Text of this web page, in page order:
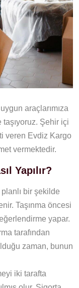
araçlarımıza
Şehir içi
veren Evdiz Kargo
vermektedir.
Yapılır?
bir şekilde
Taşınma öncesi
yapar.
tarafından
zaman, bunun
iki tarafta